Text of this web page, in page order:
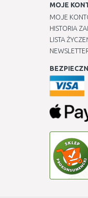
MOJE
MOJE
HISTORIA
LISTA